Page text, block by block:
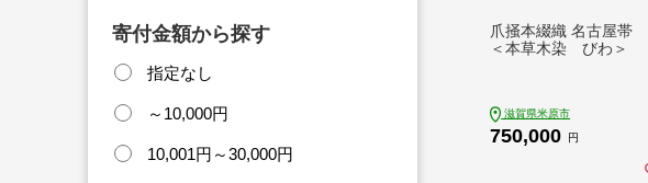
寄付金額から探す
指定なし
～10,000円
10,001円～30,000円
爪掻本綴織 名古屋帯
＜本草木染 びわ＞
滋賀県米原市
750,000 円